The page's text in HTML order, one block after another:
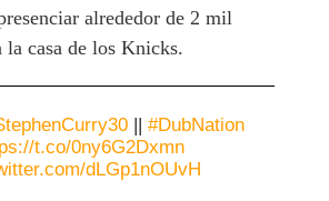
alrededor de 2 mil
la casa de los Knicks.
|| #DubNation
t.co/0ny6G2Dxmn
dLGp1nOUvH